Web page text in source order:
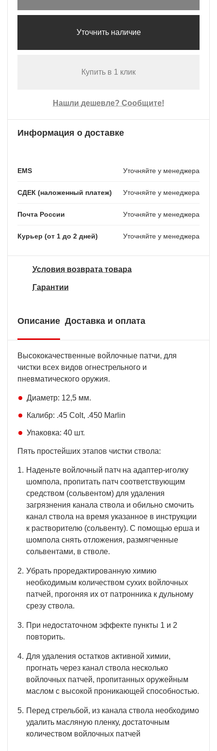
Уточнить наличие
Купить в 1 клик
Нашли дешевле? Сообщите!
Информация о доставке
EMS Уточняйте у менеджера
СДЕК (наложенный платеж) Уточняйте у менеджера
Почта России Уточняйте у менеджера
Курьер (от 1 до 2 дней) Уточняйте у менеджера
Условия возврата товара
Гарантии
Описание Доставка и оплата
Высококачественные войлочные патчи, для
чистки всех видов огнестрельного и
пневматического оружия.
Диаметр: 12,5 мм.
Калибр: .45 Colt, .450 Marlin
Упаковка: 40 шт.
Пять простейших этапов чистки ствола:
Наденьте войлочный патч на адаптер-иголку
шомпола, пропитать патч соответствующим
средством (сольвентом) для удаления
загрязнения канала ствола и обильно смочить
канал ствола на время указанное в инструкции
к растворителю (сольвенту). С помощью ерша и
шомпола снять отложения, размягченные
сольвентами, в стволе.
Убрать проредактированную химию
необходимым количеством сухих войлочных
патчей, прогоняя их от патронника к дульному
срезу ствола.
При недостаточном эффекте пункты 1 и 2
повторить.
Для удаления остатков активной химии,
прогнать через канал ствола несколько
войлочных патчей, пропитанных оружейным
маслом с высокой проникающей способностью.
Перед стрельбой, из канала ствола необходимо
удалить масляную пленку, достаточным
количеством войлочных патчей